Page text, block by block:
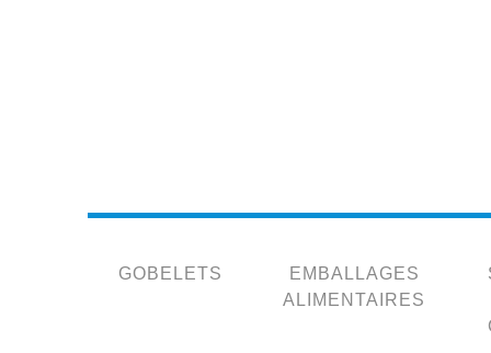
GOBELETS
EMBALLAGES
ALIMENTAIRES